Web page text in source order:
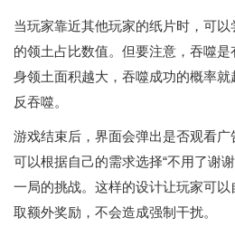
当玩家靠近其他玩家的纸片时，可
的领土占比数值。但要注意，吞噬
身领土面积越大，吞噬成功的概率
反吞噬。
游戏结束后，界面会弹出是否观看
可以根据自己的需求选择“不用了谢
一局的挑战。这样的设计让玩家可
取额外奖励，不会造成强制干扰。